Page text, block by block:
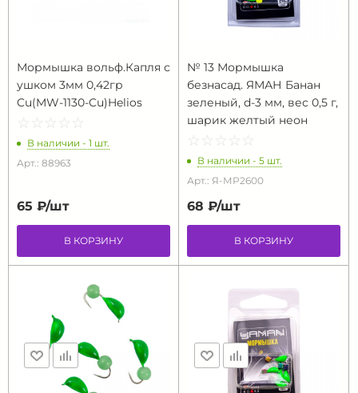
Мормышка вольф.Капля с
ушком 3мм 0,42гр
Cu(MW-1130-Cu)Helios
☆ ☆ ☆ ☆ ☆
★ ★ ★ ★ ★
В наличии - 1 шт.
Арт.: 88963
65 ₽/шт
В КОРЗИНУ
№ 13 Мормышка
безнасад. ЯМАН Банан
зеленый, d-3 мм, вес 0,5 г,
шарик желтый неон
☆ ☆ ☆ ☆ ☆
★ ★ ★ ★ ★
В наличии - 5 шт.
Арт.: Я-МР2600
68 ₽/шт
В КОРЗИНУ